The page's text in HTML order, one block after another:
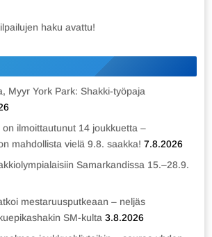
haku avattu!
Myyr York Park: Shakki-työpaja
ilmoittautunut 14 joukkuetta –
mahdollista vielä 9.8. saakka! 7.8.2026
Samarkandissa 15.–28.9.
mestaruusputkeaan – neljäs
SM-kulta 3.8.2026